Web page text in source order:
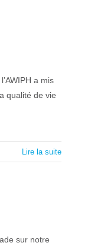
a mis
qualité de vie
Lire la suite
sur notre